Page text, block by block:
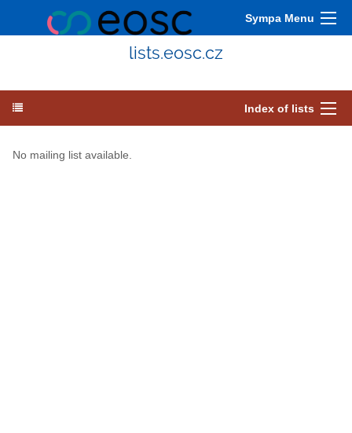
Sympa Menu
lists.eosc.cz
Index of lists
No mailing list available.